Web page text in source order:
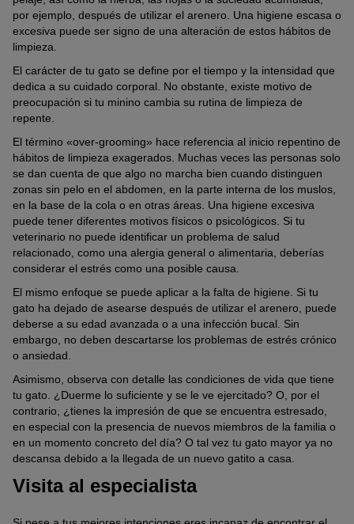
por ejemplo, después de utilizar el arenero. Una higiene escasa o
excesiva puede ser signo de una alteración de estos hábitos de
limpieza.
El carácter de tu gato se define por el tiempo y la intensidad que
dedica a su cuidado corporal. No obstante, existe motivo de
preocupación si tu minino cambia su rutina de limpieza de
repente.
El término «over-grooming» hace referencia al inicio repentino de
hábitos de limpieza exagerados. Muchas veces las personas solo
se dan cuenta de que algo no marcha bien cuando distinguen
zonas sin pelo en el abdomen, en la parte interna de los muslos,
en la base de la cola o en otras áreas. Una higiene excesiva
puede tener diferentes motivos físicos o psicológicos. Si tu
veterinario no puede identificar un problema de salud
relacionado, como una alergia general o alimentaria, deberías
considerar el estrés como una posible causa.
El mismo enfoque se puede aplicar a la falta de higiene. Si tu
gato ha dejado de asearse después de utilizar el arenero, puede
deberse a su edad avanzada o a una infección bucal. Sin
embargo, no deben descartarse los problemas de estrés crónico
o ansiedad.
Asimismo, observa con detalle las condiciones de vida que tiene
tu gato. ¿Duerme lo suficiente y se le ve ejercitado? O, por el
contrario, ¿tienes la impresión de que se encuentra estresado,
en especial con la presencia de nuevos miembros de la familia o
en un momento concreto del día? O tal vez tu gato mayor ya no
descansa debido a la llegada de un nuevo gatito a casa.
Visita al especialista